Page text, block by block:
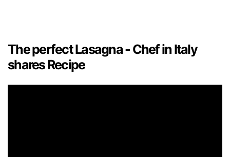
The perfect Lasagna - Chef in Italy
shares Recipe